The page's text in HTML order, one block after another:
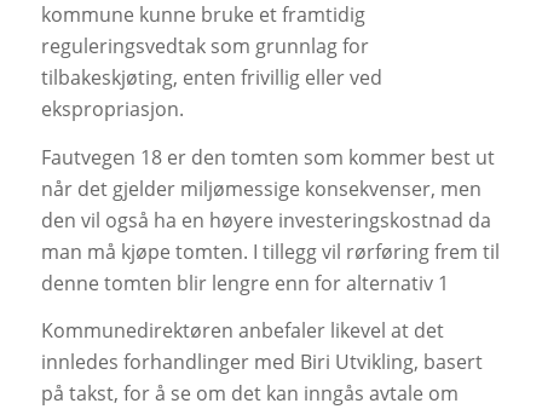
kommune kunne bruke et framtidig
reguleringsvedtak som grunnlag for
tilbakeskjøting, enten frivillig eller ved
ekspropriasjon.
Fautvegen 18 er den tomten som kommer best ut
når det gjelder miljømessige konsekvenser, men
den vil også ha en høyere investeringskostnad da
man må kjøpe tomten. I tillegg vil rørføring frem til
denne tomten blir lengre enn for alternativ 1
Kommunedirektøren anbefaler likevel at det
innledes forhandlinger med Biri Utvikling, basert
på takst, for å se om det kan inngås avtale om